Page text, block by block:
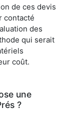
de ces devis
contacté
des
qui serait
coût.
une
?